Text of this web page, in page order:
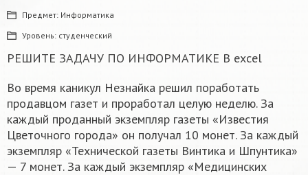
Предмет: Информатика
Уровень: студенческий
РЕШИТЕ ЗАДАЧУ ПО ИНФОРМАТИКЕ В excel
Во время каникул Незнайка решил поработать
продавцом газет и проработал целую неделю. За
каждый проданный экземпляр газеты «Известия
Цветочного города» он получал 10 монет. За каждый
экземпляр «Технической газеты Винтика и Шпунтика»
— 7 монет. За каждый экземпляр «Медицинских